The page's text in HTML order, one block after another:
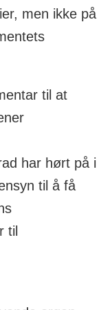
men ikke på
til at
har hørt på i
til å få
til